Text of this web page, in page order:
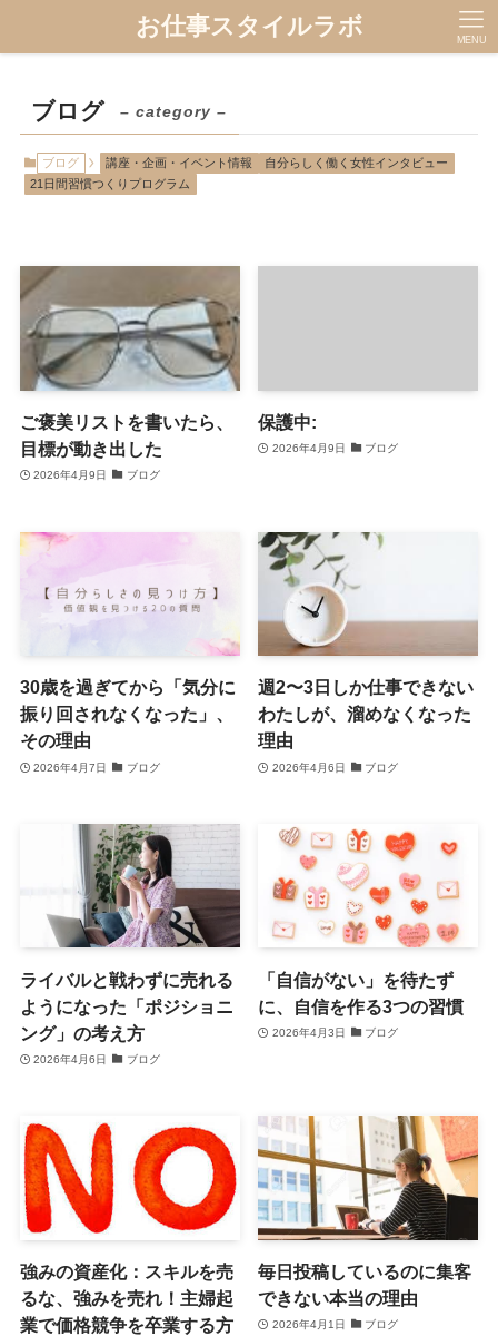
お仕事スタイルラボ MENU
ブログ – category –
ブログ 講座・企画・イベント情報
自分らしく働く女性インタビュー
21日間習慣つくりプログラム
ご褒美リストを書いたら、
目標が動き出した
2026年4月9日 ブログ
保護中:
2026年4月9日 ブログ
30歳を過ぎてから「気分に
振り回されなくなった」、
その理由
2026年4月7日 ブログ
週2〜3日しか仕事できない
わたしが、溜めなくなった
理由
2026年4月6日 ブログ
ライバルと戦わずに売れる
ようになった「ポジショニ
ング」の考え方
2026年4月6日 ブログ
「自信がない」を待たず
に、自信を作る3つの習慣
2026年4月3日 ブログ
強みの資産化：スキルを売
るな、強みを売れ！主婦起
業で価格競争を卒業する方
毎日投稿しているのに集客
できない本当の理由
2026年4月1日 ブログ